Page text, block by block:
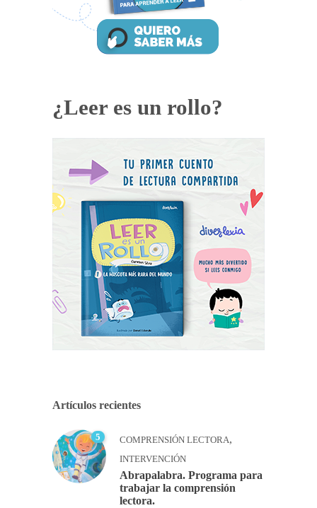
¿Leer es un rollo?
Artículos recientes
5 COMPRENSIÓN LECTORA,
INTERVENCIÓN
Abrapalabra. Programa para
trabajar la comprensión
lectora.